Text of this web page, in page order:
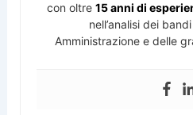
con oltre 15 anni di
nell’analisi dei
Amministrazione e delle